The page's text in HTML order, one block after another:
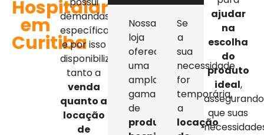
Hospitalares
em
Curitiba
demandas
específicas,
e por isso
disponibilizamos
tanto a
venda
quanto a
locação
de
Nossa
loja
oferece
uma
ampla
gama
de
produtos
Se
a
sua
necessidade
for
temporária,
a
locação
ajudar
na
escolha
do
produto
ideal,
assegurando
que suas